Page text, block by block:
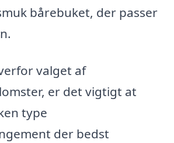
bårebuket, der passer
valget af
er det vigtigt at
type
der bedst